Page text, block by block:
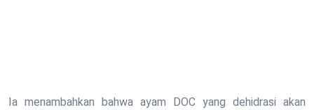
Ia menambahkan bahwa ayam DOC yang dehidrasi akan